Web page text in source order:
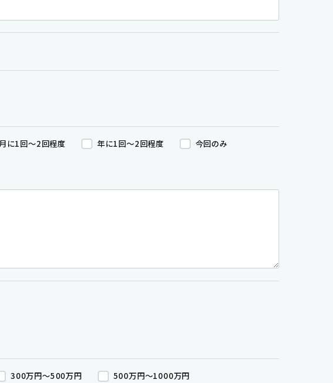
月に1回～2回程度 年に1回～2回程度 今回のみ
300万円～500万円 500万円～1000万円